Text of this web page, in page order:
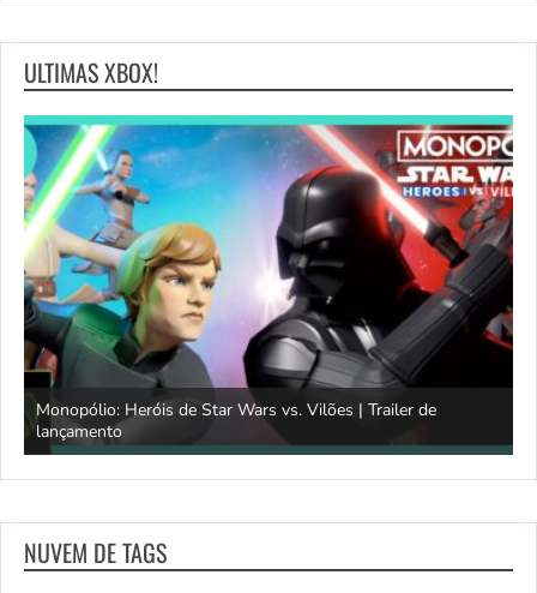
ULTIMAS XBOX!
Monopólio: Heróis de Star Wars vs. Vilões | Trailer de
lançamento
NUVEM DE TAGS